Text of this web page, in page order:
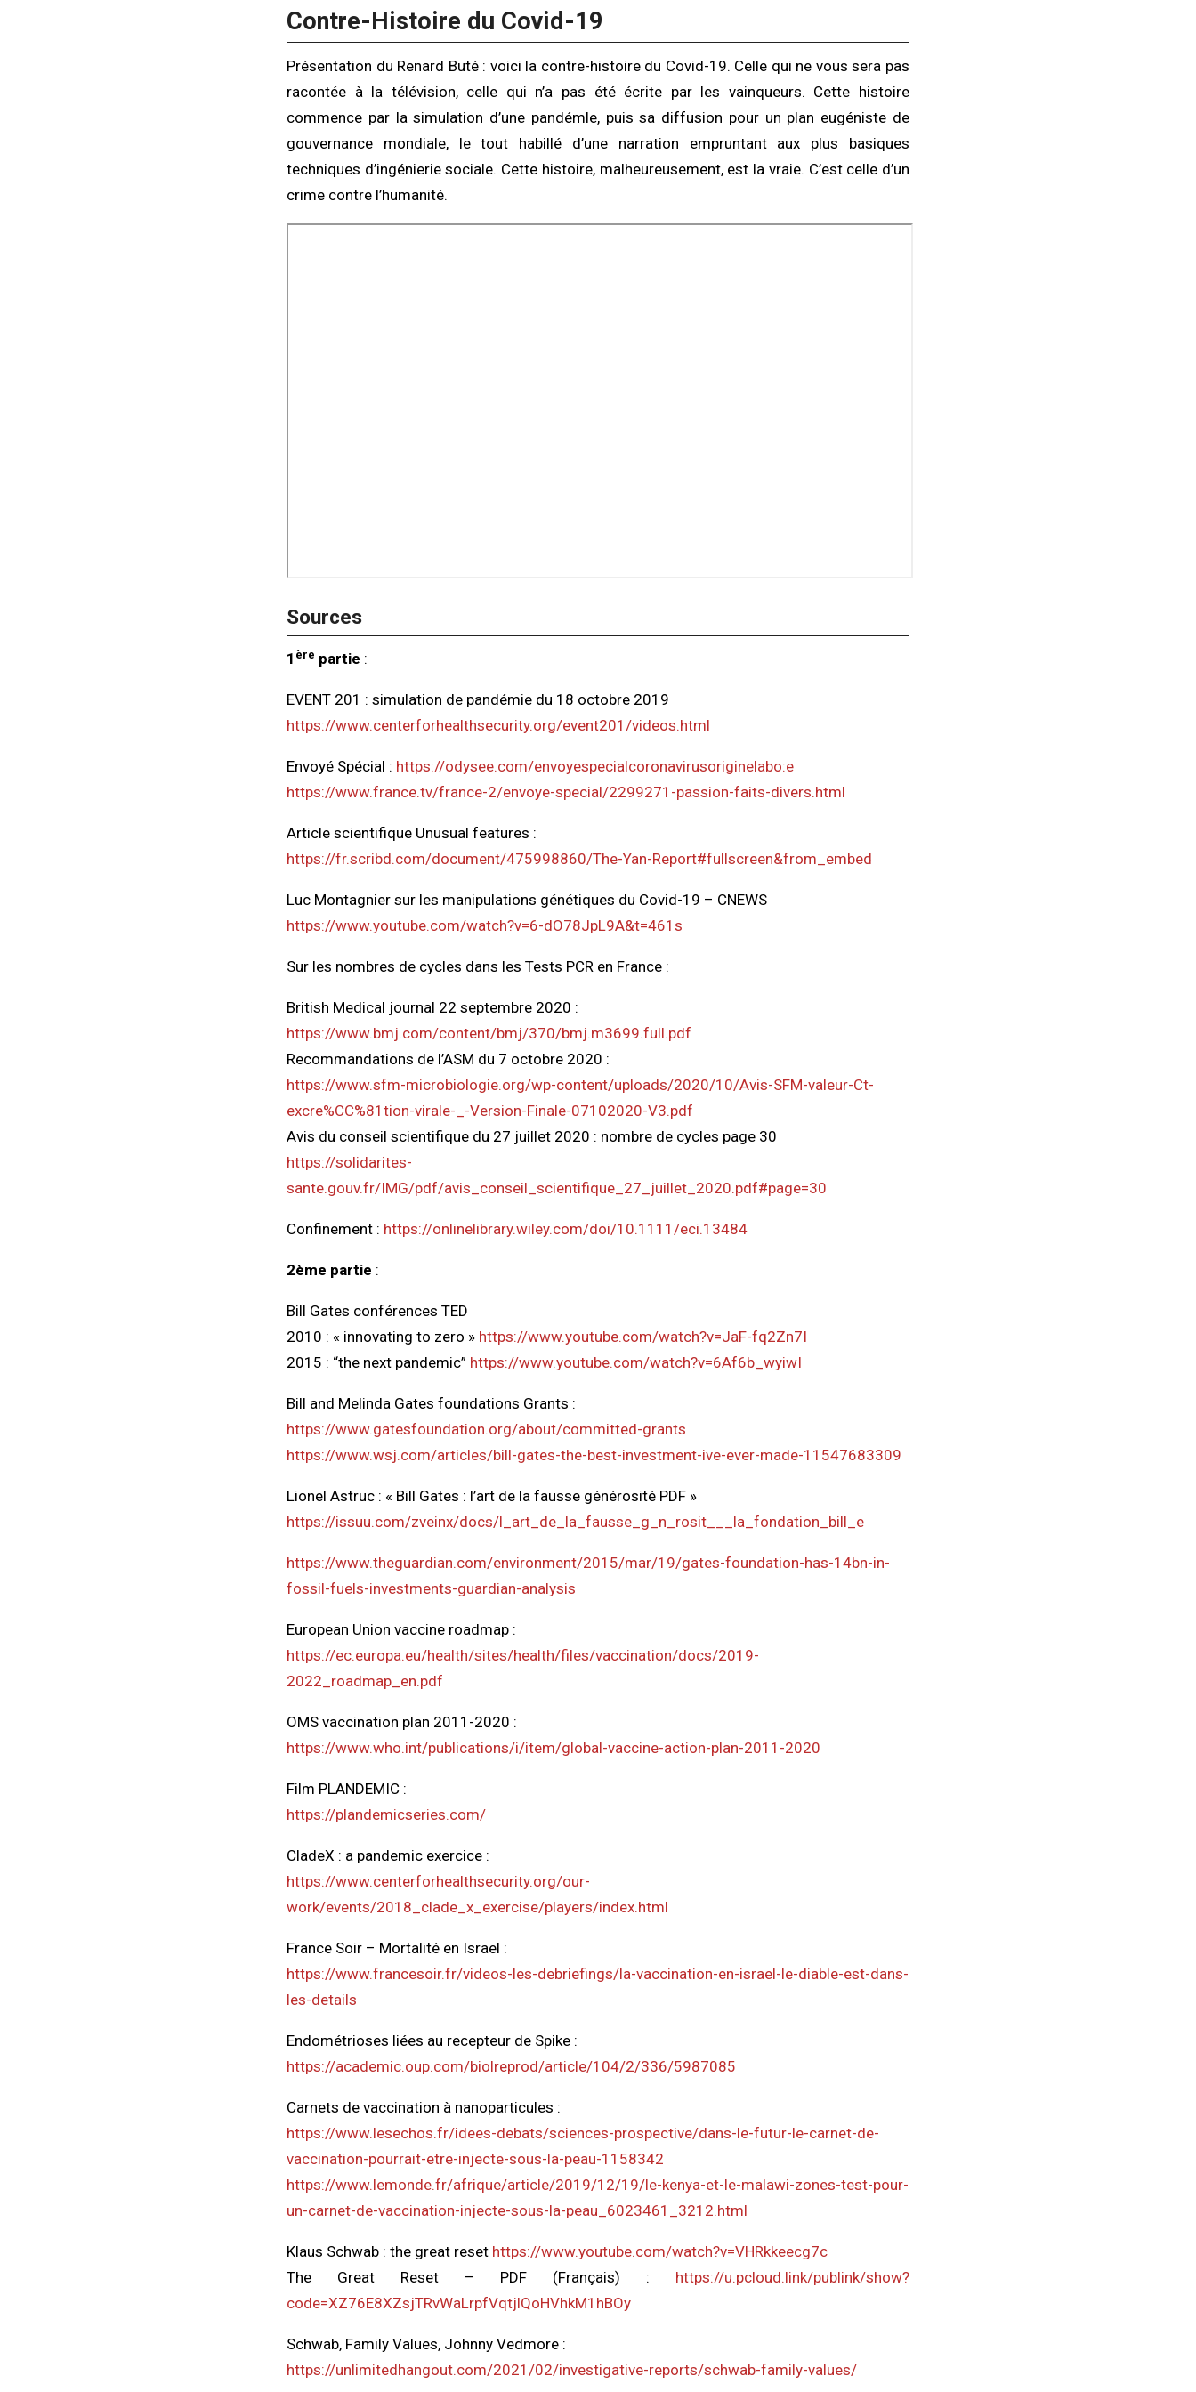
Contre-Histoire du Covid-19
Présentation du Renard Buté : voici la contre-histoire du Covid-19. Celle qui ne vous sera pas
racontée à la télévision, celle qui n’a pas été écrite par les vainqueurs. Cette histoire
commence par la simulation d’une pandémle, puis sa diffusion pour un plan eugéniste de
gouvernance mondiale, le tout habillé d’une narration empruntant aux plus basiques
techniques d’ingénierie sociale. Cette histoire, malheureusement, est la vraie. C’est celle d’un
crime contre l’humanité.
Sources
1 ère partie :
EVENT 201 : simulation de pandémie du 18 octobre 2019
https://www.centerforhealthsecurity.org/event201/videos.html
Envoyé Spécial : https://odysee.com/envoyespecialcoronavirusoriginelabo:e
https://www.france.tv/france-2/envoye-special/2299271-passion-faits-divers.html
Article scientifique Unusual features :
https://fr.scribd.com/document/475998860/The-Yan-Report#fullscreen&from_embed
Luc Montagnier sur les manipulations génétiques du Covid-19 – CNEWS
https://www.youtube.com/watch?v=6-dO78JpL9A&t=461s
Sur les nombres de cycles dans les Tests PCR en France :
British Medical journal 22 septembre 2020 :
https://www.bmj.com/content/bmj/370/bmj.m3699.full.pdf
Recommandations de l’ASM du 7 octobre 2020 :
https://www.sfm-microbiologie.org/wp-content/uploads/2020/10/Avis-SFM-valeur-Ct-
excre%CC%81tion-virale-_-Version-Finale-07102020-V3.pdf
Avis du conseil scientifique du 27 juillet 2020 : nombre de cycles page 30
https://solidarites-
sante.gouv.fr/IMG/pdf/avis_conseil_scientifique_27_juillet_2020.pdf#page=30
Confinement : https://onlinelibrary.wiley.com/doi/10.1111/eci.13484
2ème partie :
Bill Gates conférences TED
2010 : « innovating to zero » https://www.youtube.com/watch?v=JaF-fq2Zn7I
2015 : “the next pandemic” https://www.youtube.com/watch?v=6Af6b_wyiwI
Bill and Melinda Gates foundations Grants :
https://www.gatesfoundation.org/about/committed-grants
https://www.wsj.com/articles/bill-gates-the-best-investment-ive-ever-made-11547683309
Lionel Astruc : « Bill Gates : l’art de la fausse générosité PDF »
https://issuu.com/zveinx/docs/l_art_de_la_fausse_g_n_rosit___la_fondation_bill_e
https://www.theguardian.com/environment/2015/mar/19/gates-foundation-has-14bn-in-
fossil-fuels-investments-guardian-analysis
European Union vaccine roadmap :
https://ec.europa.eu/health/sites/health/files/vaccination/docs/2019-
2022_roadmap_en.pdf
OMS vaccination plan 2011-2020 :
https://www.who.int/publications/i/item/global-vaccine-action-plan-2011-2020
Film PLANDEMIC :
https://plandemicseries.com/
CladeX : a pandemic exercice :
https://www.centerforhealthsecurity.org/our-
work/events/2018_clade_x_exercise/players/index.html
France Soir – Mortalité en Israel :
https://www.francesoir.fr/videos-les-debriefings/la-vaccination-en-israel-le-diable-est-dans-
les-details
Endométrioses liées au recepteur de Spike :
https://academic.oup.com/biolreprod/article/104/2/336/5987085
Carnets de vaccination à nanoparticules :
https://www.lesechos.fr/idees-debats/sciences-prospective/dans-le-futur-le-carnet-de-
vaccination-pourrait-etre-injecte-sous-la-peau-1158342
https://www.lemonde.fr/afrique/article/2019/12/19/le-kenya-et-le-malawi-zones-test-pour-
un-carnet-de-vaccination-injecte-sous-la-peau_6023461_3212.html
Klaus Schwab : the great reset https://www.youtube.com/watch?v=VHRkkeecg7c
The Great Reset – PDF (Français) : https://u.pcloud.link/publink/show?
code=XZ76E8XZsjTRvWaLrpfVqtjlQoHVhkM1hBOy
Schwab, Family Values, Johnny Vedmore :
https://unlimitedhangout.com/2021/02/investigative-reports/schwab-family-values/